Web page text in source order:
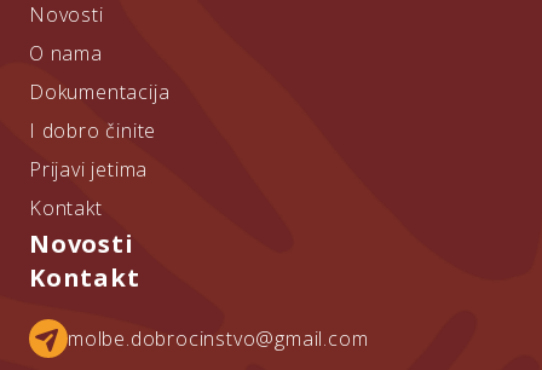
Novosti
O nama
Dokumentacija
I dobro činite
Prijavi jetima
Kontakt
Novosti
Kontakt
molbe.dobrocinstvo@gmail.com